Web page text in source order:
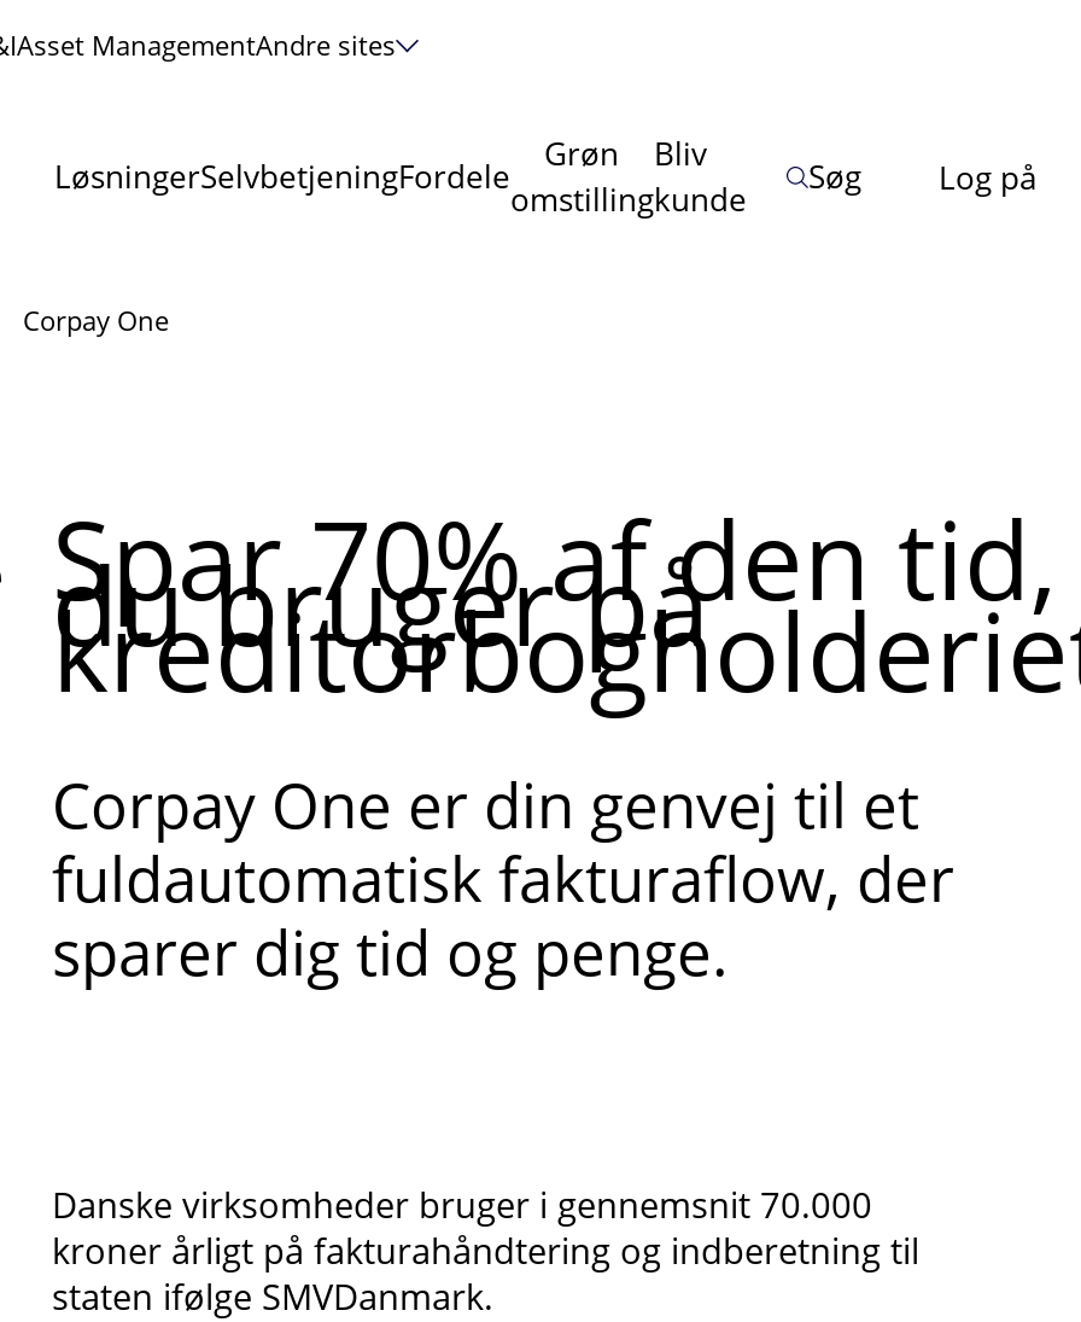
Asset ManagementAndre sites
LøsningerSelvbetjeningFordele
Grøn
omstilling
Bliv
kunde
Søg Log på
Corpay One
Spar 70% af den tid,
du bruger på
Corpay One er din genvej til et
fuldautomatisk fakturaflow, der
sparer dig tid og penge.
Danske virksomheder bruger i gennemsnit 70.000
kroner årligt på fakturahåndtering og indberetning til
staten ifølge SMVDanmark.